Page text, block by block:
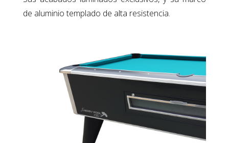
de aluminio templado de alta resistencia.